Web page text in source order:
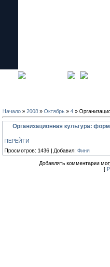
Начало » 2008 » Октябрь » 4 »
Организационная культура:
ПЕРЕЙТИ
Просмотров: 1436 | Добавил: Финя
Добавлять комментарии
[